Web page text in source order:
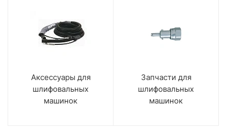
Аксессуары для
шлифовальных
машинок
Запчасти для
шлифовальных
машинок